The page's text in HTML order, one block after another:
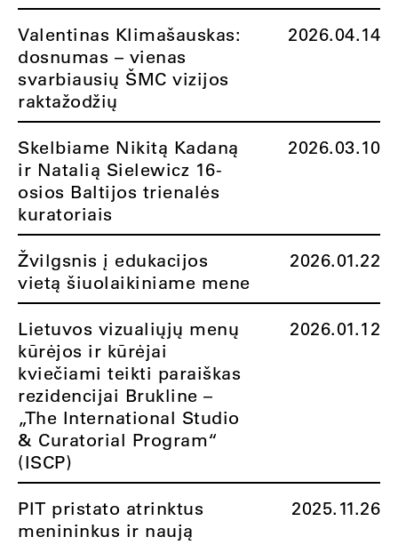
Valentinas Klimašauskas:
dosnumas – vienas
svarbiausių ŠMC vizijos
raktažodžių
2026.04.14
Skelbiame Nikitą Kadaną
ir Natalią Sielewicz 16-
osios Baltijos trienalės
kuratoriais
2026.03.10
Žvilgsnis į edukacijos
vietą šiuolaikiniame mene
2026.01.22
Lietuvos vizualiųjų menų
kūrėjos ir kūrėjai
kviečiami teikti paraiškas
rezidencijai Brukline –
„The International Studio
& Curatorial Program“
(ISCP)
2026.01.12
PIT pristato atrinktus
menininkus ir naują
2025.11.26